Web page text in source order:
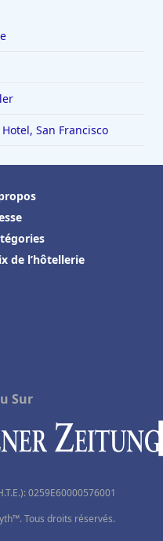
San Francisco
de l’hôtellerie
Sur
0259Ε60000576001
Tous droits réservés.